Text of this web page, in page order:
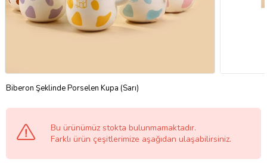
Biberon Şeklinde Porselen Kupa (Sarı)
Bu ürünümüz stokta bulunmamaktadır.
Farklı ürün çeşitlerimize aşağıdan ulaşabilirsiniz.